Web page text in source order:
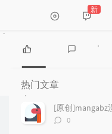
夏日入侵企画
新
热
门
文
章
论
热门文章
评
0